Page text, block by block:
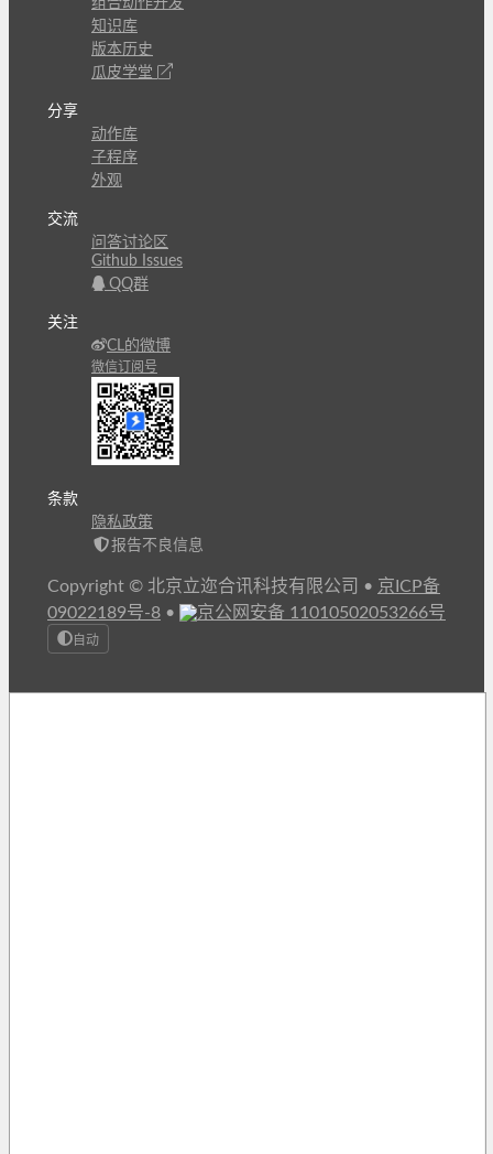
知识库
版本历史
瓜皮学堂
分享
动作库
子程序
外观
交流
问答讨论区
Github Issues
QQ群
关注
CL的微博
微信订阅号
条款
隐私政策
报告不良信息
Copyright © 北京立迩合讯科技有限公司 • 京ICP备
09022189号-8 • 京公网安备 11010502053266号
自动